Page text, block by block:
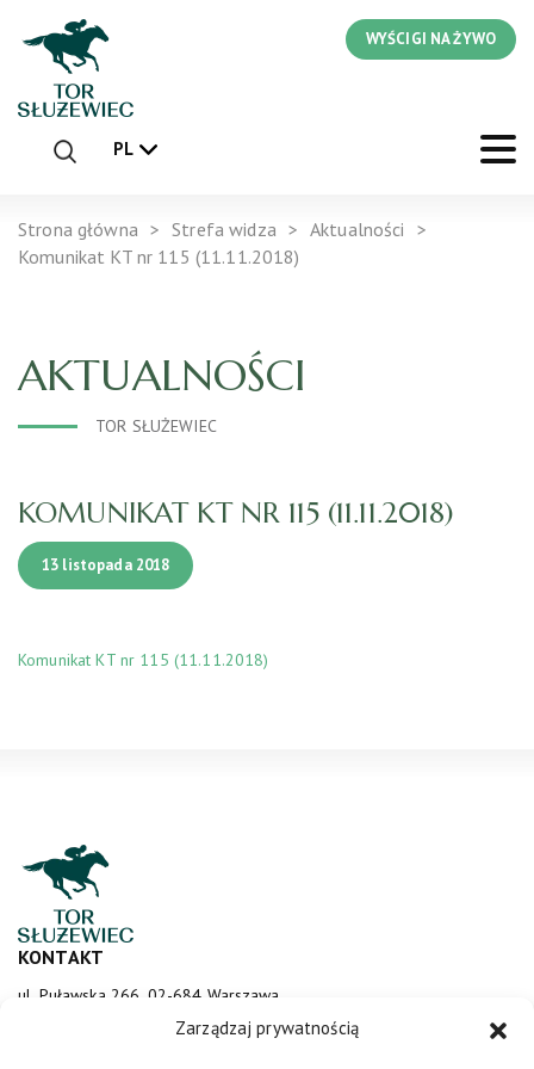
Zarządzaj prywatnością
WYŚCIGI NA ŻYWO
PL
Strona główna Strefa widza
Aktualności
Komunikat KT nr 115 (11.11.2018)
AKTUALNOŚCI
TOR SŁUŻEWIEC
KOMUNIKAT KT NR 115 (11.11.2018)
13 listopada 2018
Komunikat KT nr 115 (11.11.2018)
KONTAKT
ul. Puławska 266, 02-684 Warszawa
sluzewiec@totalizator.pl